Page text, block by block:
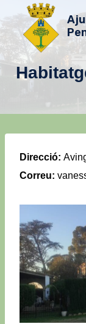
al
contingut
Direcció:
Correu: